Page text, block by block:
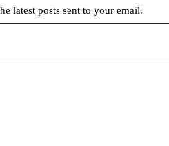
latest posts sent to your email.